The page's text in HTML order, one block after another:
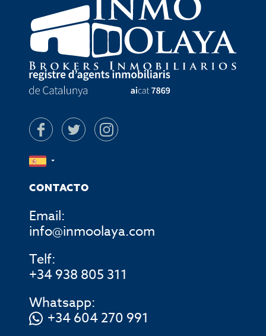
CONTACTO
Email:
info@inmoolaya.com
Telf:
+34 938 805 311
Whatsapp:
+34 604 270 991